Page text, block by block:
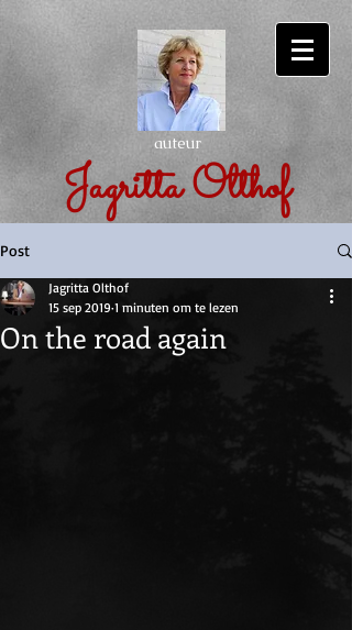
auteur
Jagritta Olthof
Post
On the road again
Jagritta Olthof
15 sep 2019 1 minuten om te lezen